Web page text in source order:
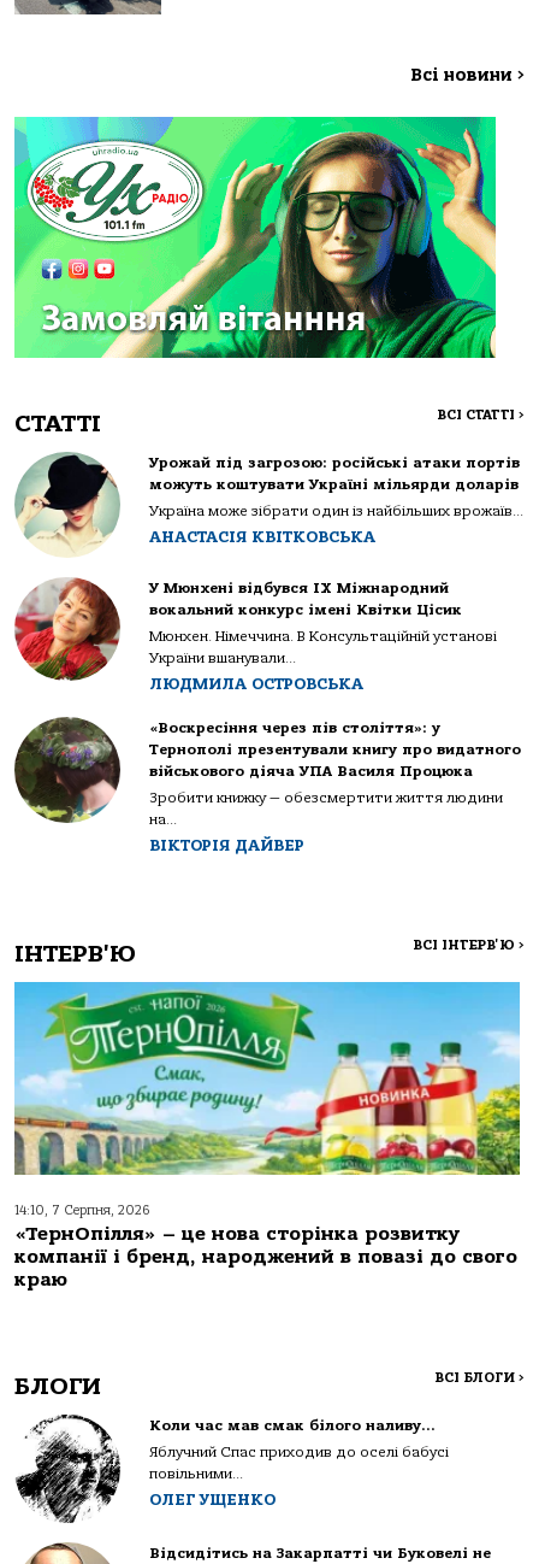
Всі новини >
СТАТТІ ВСІ СТАТТІ >
Урожай під загрозою: російські атаки портів
можуть коштувати Україні мільярди доларів
Україна може зібрати один із найбільших врожаїв...
АНАСТАСІЯ КВІТКОВСЬКА
У Мюнхені відбувся IX Міжнародний
вокальний конкурс імені Квітки Цісик
Мюнхен. Німеччина. В Консультаційній установі
України вшанували...
ЛЮДМИЛА ОСТРОВСЬКА
«Воскресіння через пів століття»: у
Тернополі презентували книгу про видатного
військового діяча УПА Василя Процюка
Зробити книжку — обезсмертити життя людини
на...
ВІКТОРІЯ ДАЙВЕР
ІНТЕРВ'Ю ВСІ ІНТЕРВ'Ю >
14:10, 7 Серпня, 2026
«ТернОпілля» – це нова сторінка розвитку
компанії і бренд, народжений в повазі до свого
краю
БЛОГИ ВСІ БЛОГИ >
Коли час мав смак білого наливу…
Яблучний Спас приходив до оселі бабусі
повільними...
ОЛЕГ УЩЕНКО
Відсидітись на Закарпатті чи Буковелі не